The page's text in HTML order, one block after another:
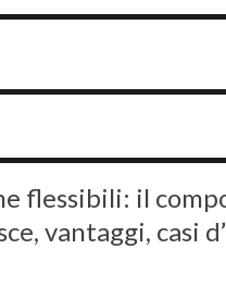
flessibili: il
vantaggi, casi